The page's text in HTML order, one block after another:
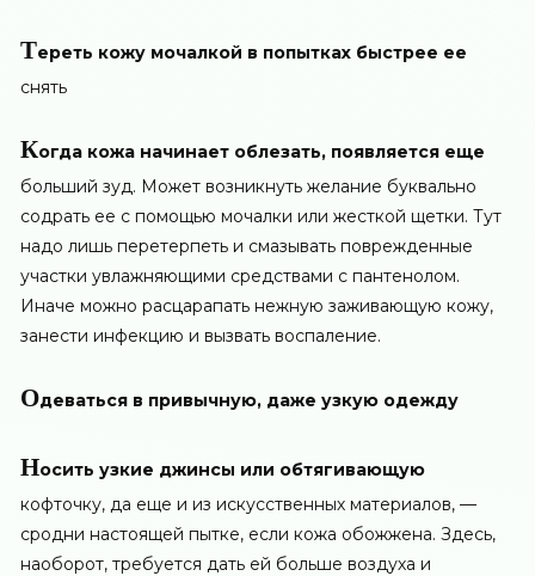
Тереть кожу мочалкой в попытках быстрее ее
снять
Когда кожа начинает облезать, появляется еще
больший зуд. Может возникнуть желание буквально
содрать ее с помощью мочалки или жесткой щетки. Тут
надо лишь перетерпеть и смазывать поврежденные
участки увлажняющими средствами с пантенолом.
Иначе можно расцарапать нежную заживающую кожу,
занести инфекцию и вызвать воспаление.
Одеваться в привычную, даже узкую одежду
Носить узкие джинсы или обтягивающую
кофточку, да еще и из искусственных материалов, —
сродни настоящей пытке, если кожа обожжена. Здесь,
наоборот, требуется дать ей больше воздуха и